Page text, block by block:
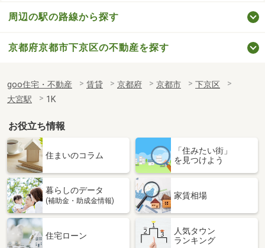
周辺の駅の路線から探す
京都府京都市下京区の不動産を探す
goo住宅・不動産 賃貸 京都府 京都市
下京区
大宮駅
1K
お役立ち情報
住まいのコラム
「住みたい街」
を見つけよう
暮らしのデータ
(補助金・助成金情報)
家賃相場
住宅ローン
人気タウン
ランキング